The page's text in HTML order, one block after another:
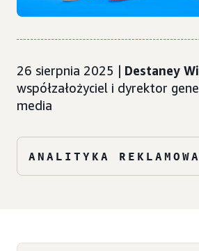
26 sierpnia 2025 | Destaney
współzałożyciel i dyrektor
media
ANALITYKA REKLAMOWA